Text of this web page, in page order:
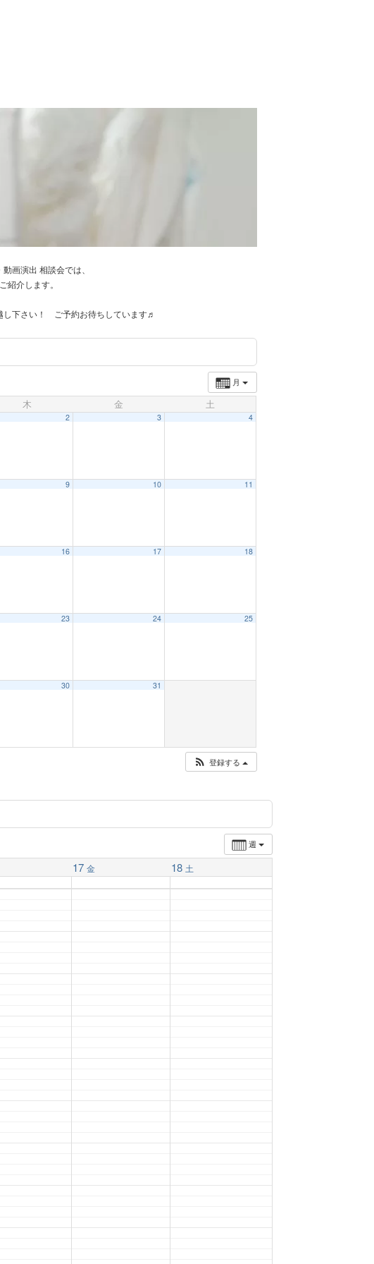
画演出 相談会では、
紹介します。
し下さい！ ご予約お待ちしています♬
月
木 金 土
2 3 4
9 10 11
16 17 18
23 24 25
30 31
登録する
週
17 金 18 土